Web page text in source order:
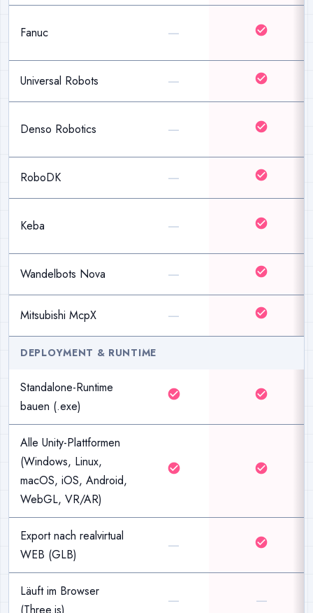
Fanuc — check_circle
Universal Robots — check_circle
Denso Robotics — check_circle
RoboDK — check_circle
Keba — check_circle
Wandelbots Nova — check_circle
Mitsubishi McpX — check_circle
DEPLOYMENT & RUNTIME
Standalone-Runtime
bauen (.exe)
check_circle check_circle
Alle Unity-Plattformen
(Windows, Linux,
macOS, iOS, Android,
WebGL, VR/AR)
check_circle check_circle
Export nach realvirtual
WEB (GLB)
— check_circle
Läuft im Browser
— —